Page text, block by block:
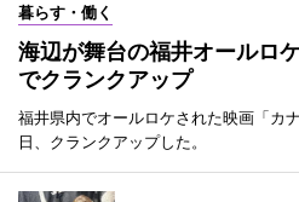
暮らす・働く
海辺が舞台の福井オール
でクランクアップ
福井県内でオールロケされた映画「カ
日、クランクアップした。